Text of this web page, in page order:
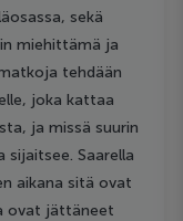
sekä
miehittämä ja
tehdään
joka kattaa
ja missä suurin
sijaitsee. Saarella
aikana sitä ovat
ovat jättäneet